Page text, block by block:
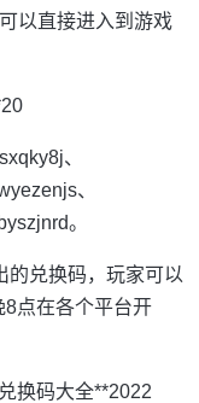
以直接进入到游戏
、
、
。
的兑换码，玩家可以
点在各个平台开
换码大全**2022